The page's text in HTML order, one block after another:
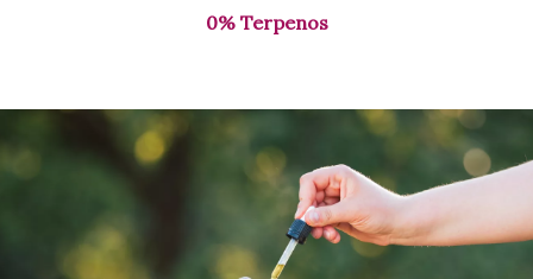
0% Terpenos